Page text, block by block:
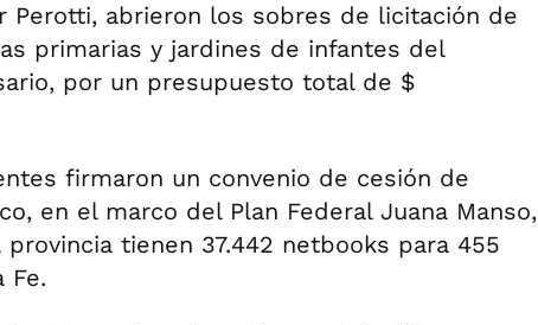
Perotti, abrieron los sobres de licitación de
primarias y jardines de infantes del
por un presupuesto total de $
firmaron un convenio de cesión de
en el marco del Plan Federal Juana Manso,
tienen 37.442 netbooks para 455
Fe.